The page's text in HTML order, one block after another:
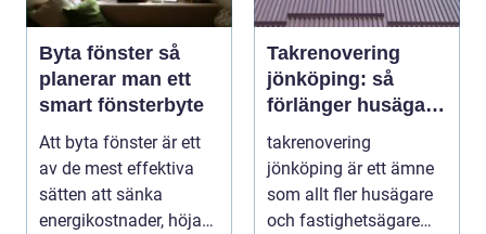
Byta fönster så
planerar man ett
smart fönsterbyte
Att byta fönster är ett
av de mest effektiva
sätten att sänka
energikostnader, höja
Takrenovering
jönköping: så
förlänger husägare
livslängden på sina
tak
takrenovering
jönköping är ett ämne
som allt fler husägare
och fastighetsägare